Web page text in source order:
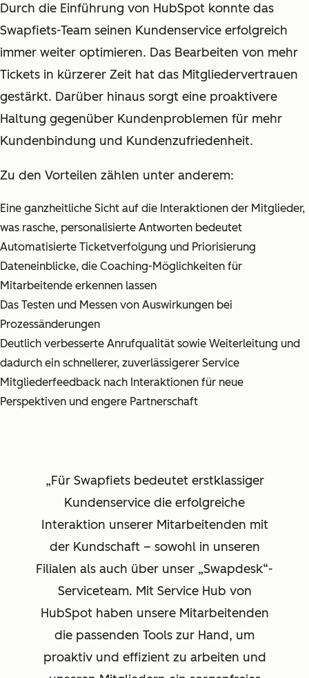
Durch die Einführung von HubSpot konnte das
Swapfiets-Team seinen Kundenservice erfolgreich
immer weiter optimieren. Das Bearbeiten von mehr
Tickets in kürzerer Zeit hat das Mitgliedervertrauen
gestärkt. Darüber hinaus sorgt eine proaktivere
Haltung gegenüber Kundenproblemen für mehr
Kundenbindung und Kundenzufriedenheit.
Zu den Vorteilen zählen unter anderem:
Eine ganzheitliche Sicht auf die Interaktionen der Mitglieder,
was rasche, personalisierte Antworten bedeutet
Automatisierte Ticketverfolgung und Priorisierung
Dateneinblicke, die Coaching-Möglichkeiten für
Mitarbeitende erkennen lassen
Das Testen und Messen von Auswirkungen bei
Prozessänderungen
Deutlich verbesserte Anrufqualität sowie Weiterleitung und
dadurch ein schnellerer, zuverlässigerer Service
Mitgliederfeedback nach Interaktionen für neue
Perspektiven und engere Partnerschaft
Für Swapfiets bedeutet erstklassiger
Kundenservice die erfolgreiche
Interaktion unserer Mitarbeitenden mit
der Kundschaft – sowohl in unseren
Filialen als auch über unser „Swapdesk“-
Serviceteam. Mit Service Hub von
HubSpot haben unsere Mitarbeitenden
die passenden Tools zur Hand, um
proaktiv und effizient zu arbeiten und